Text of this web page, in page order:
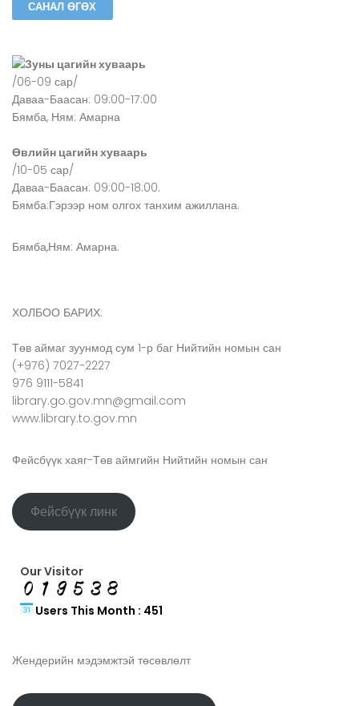
Зуны цагийн хуваарь
/06-09 сар/
Даваа-Баасан: 09:00-17:00
Бямба, Ням: Амарна
Өвлийн цагийн хуваарь
/10-05 сар/
Даваа-Баасан: 09:00-18:00.
Бямба:Гэрээр ном олгох танхим ажиллана.
Бямба,Ням: Амарна.
ХОЛБОО БАРИХ:
Төв аймаг зуунмод сум 1-р баг Нийтийн номын сан
(+976) 7027-2227
976 9111-5841
library.go.gov.mn@gmail.com
www.library.to.gov.mn
Фейсбүүк хаяг-Төв аймгийн Нийтийн номын сан
Фейсбүүк линк
Our Visitor
Users This Month : 451
Жендерийн мэдэмжтэй төсөвлөлт